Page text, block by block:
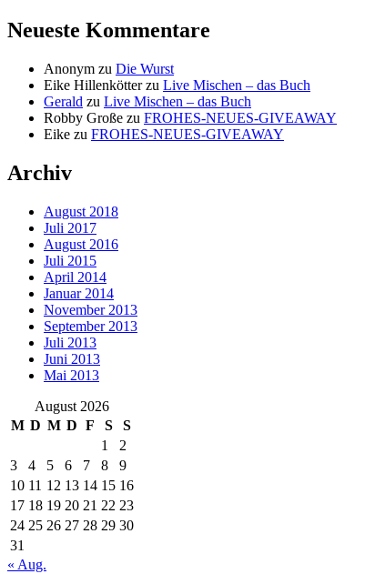
Neueste Kommentare
Anonym zu Die Wurst
Eike Hillenkötterzu Live Mischen – das Buch
Gerald zu Live Mischen – das Buch
Robby Große zu FROHES-NEUES-GIVEAWAY
Eike zu FROHES-NEUES-GIVEAWAY
Archiv
August 2018
Juli 2017
August 2016
Juli 2015
April 2014
Januar 2014
November 2013
September 2013
Juli 2013
Juni 2013
Mai 2013
August 2026
M D M D F S
S
1
2
3
4 5 6 7 8
9
10 11 12 13 14 15 16
17 18 19 20 21 22 23
24 25 26 27 28 29 30
31
« Aug.